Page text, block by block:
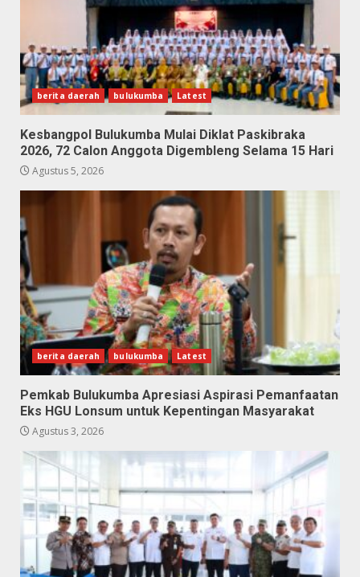
berita daerah bulukumba Latest
Kesbangpol Bulukumba Mulai Diklat Paskibraka
2026, 72 Calon Anggota Digembleng Selama 15 Hari
Agustus 5, 2026
berita daerah bulukumba Latest
Pemkab Bulukumba Apresiasi Aspirasi Pemanfaatan
Eks HGU Lonsum untuk Kepentingan Masyarakat
Agustus 3, 2026